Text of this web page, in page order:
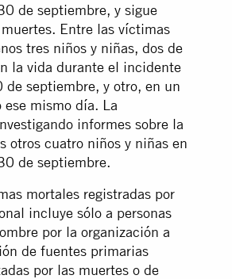
de septiembre, y sigue
Entre las víctimas
tres niños y niñas, dos de
la vida durante el incidente
septiembre, y otro, en un
mismo día. La
informes sobre la
otros cuatro niños y niñas en
de septiembre.
mortales registradas por
incluye sólo a personas
por la organización a
de fuentes primarias
por las muertes o de